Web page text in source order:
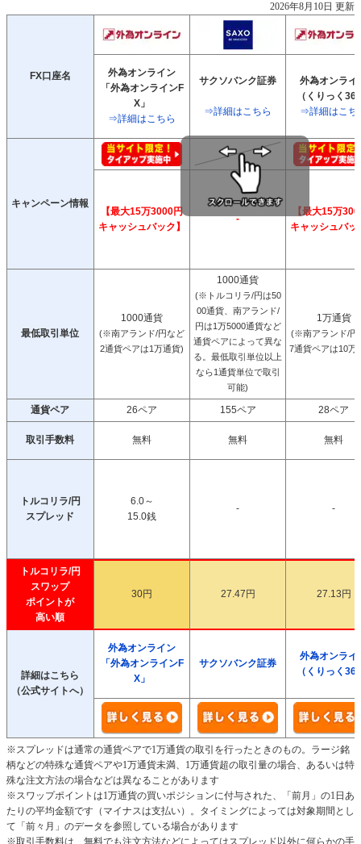
2026年8月10日 更新
FX口座名
外為オンライン
「外為オンラインF
X」
⇒詳細はこちら
サクソバンク証券
⇒詳細はこちら
外為オンライ
（くりっく
⇒詳細はこち
キャンペーン情報
【最大15万3000円
キャッシュバック】
-
【最大15万
キャッシュバッ
最低取引単位
1000通貨
(※南アランド/円など
2通貨ペアは1万通貨)
1000通貨
(※トルコリラ/円は50
00通貨、南アランド/
円は1万5000通貨など
通貨ペアによって異な
る。最低取引単位以上
なら1通貨単位で取引
可能)
1万通貨
(※南アランド/円
7通貨ペアは10万
通貨ペア 26ペア 155ペア 28ペア
取引手数料 無料 無料 無料
トルコリラ/円
スプレッド
6.0～
15.0銭
- -
トルコリラ/円
スワップ
ポイントが
高い順
30円 27.47円 27.13円
詳細はこちら
（公式サイトへ）
外為オンライン
「外為オンラインF
X」
サクソバンク証券
外為オンライ
（くりっく
※スプレッドは通常の通貨ペアで1万通貨の取引を行ったときのもの。ラージ銘
柄などの特殊な通貨ペアや1万通貨未満、1万通貨超の取引量の場合、あるいは特
殊な注文方法の場合などは異なることがあります
※スワップポイントは1万通貨の買いポジションに付与された、「前月」の1日あ
たりの平均金額です（マイナスは支払い）。タイミングによっては対象期間とし
て「前々月」のデータを参照している場合があります